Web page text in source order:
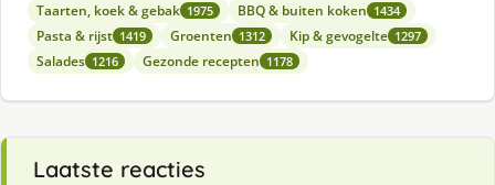
Taarten, koek & gebak 1975 BBQ & buiten koken 1434
Pasta & rijst 1419 Groenten 1312 Kip & gevogelte 1297
Salades 1216 Gezonde recepten 1178
Laatste reacties